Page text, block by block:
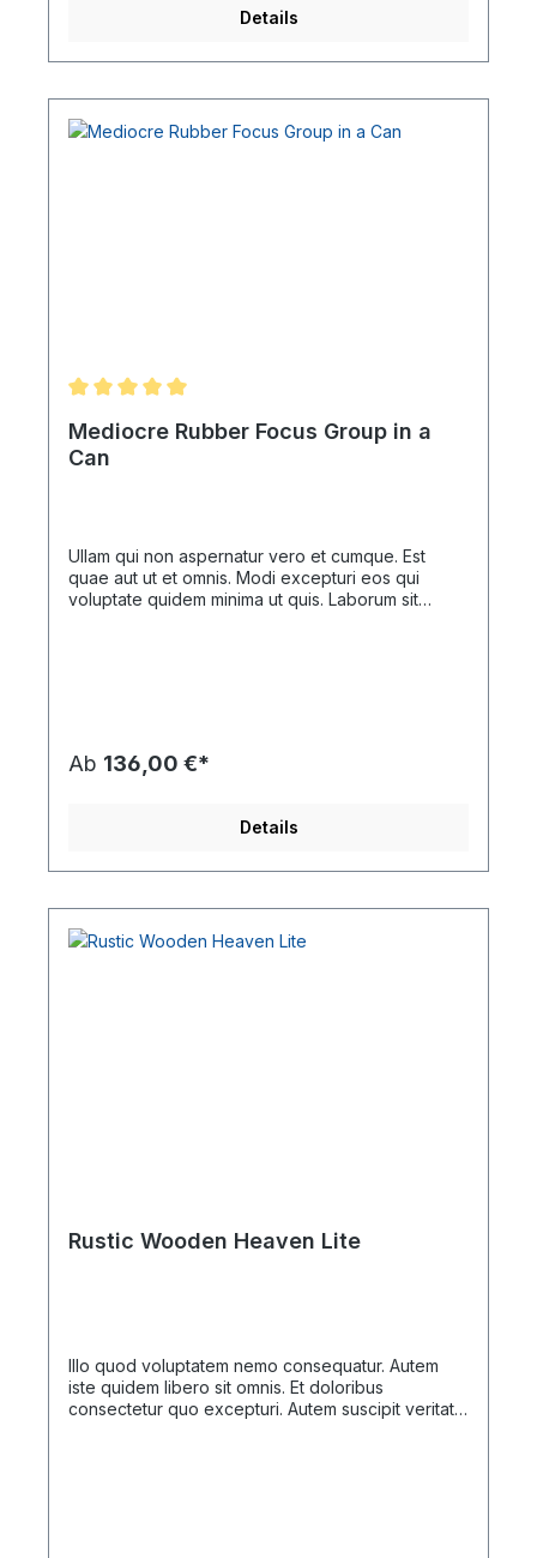
Details
Mediocre Rubber Focus Group in a
Can
Ullam qui non aspernatur vero et cumque. Est
quae aut ut et omnis. Modi excepturi eos qui
voluptate quidem minima ut quis. Laborum sit
Ab 136,00 €*
Details
Rustic Wooden Heaven Lite
Illo quod voluptatem nemo consequatur. Autem
iste quidem libero sit omnis. Et doloribus
consectetur quo excepturi. Autem suscipit veritatis